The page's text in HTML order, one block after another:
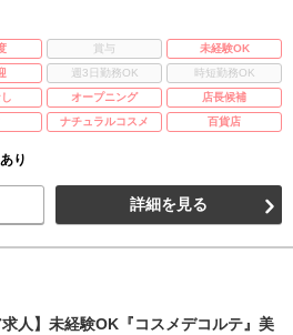
賞与
未経験OK
週3日勤務OK
時短勤務OK
オープニング
店長候補
ナチュラルコスメ 百貨店
り
詳細を見る
人】未経験OK『コスメデコルテ』美